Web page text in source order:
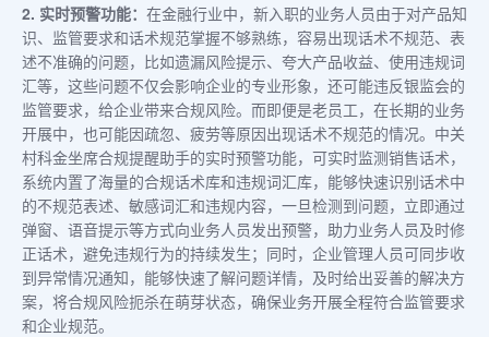
2. 实时预警功能： 在金融行业中，新入职的业务人员由于对产品知
识、监管要求和话术规范掌握不够熟练，容易出现话术不规范、表
述不准确的问题，比如遗漏风险提示、夸大产品收益、使用违规词
汇等，这些问题不仅会影响企业的专业形象，还可能违反银监会的
监管要求，给企业带来合规风险。而即便是老员工，在长期的业务
开展中，也可能因疏忽、疲劳等原因出现话术不规范的情况。中关
村科金坐席合规提醒助手的实时预警功能，可实时监测销售话术，
系统内置了海量的合规话术库和违规词汇库，能够快速识别话术中
的不规范表述、敏感词汇和违规内容，一旦检测到问题，立即通过
弹窗、语音提示等方式向业务人员发出预警，助力业务人员及时修
正话术，避免违规行为的持续发生；同时，企业管理人员可同步收
到异常情况通知，能够快速了解问题详情，及时给出妥善的解决方
案，将合规风险扼杀在萌芽状态，确保业务开展全程符合监管要求
和企业规范。